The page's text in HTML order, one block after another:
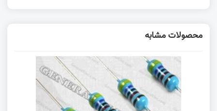
محصولات مشابه